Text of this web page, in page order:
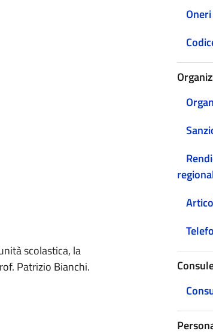
scolastica, la
Patrizio Bianchi.